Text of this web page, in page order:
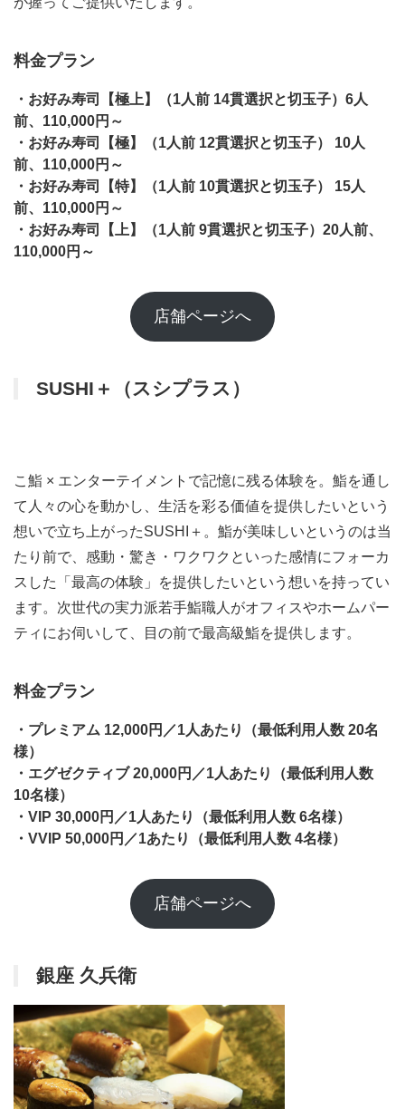
料金プラン
・お好み寿司【極上】（1人前 14貫選択と切玉子）6人
前、110,000円～
・お好み寿司【極】（1人前 12貫選択と切玉子） 10人
前、110,000円～
・お好み寿司【特】（1人前 10貫選択と切玉子） 15人
前、110,000円～
・お好み寿司【上】（1人前 9貫選択と切玉子）20人前、
110,000円～
店舗ページへ
SUSHI＋（スシプラス）
こ鮨 × エンターテイメントで記憶に残る体験を。鮨を通し
て人々の心を動かし、生活を彩る価値を提供したいという
想いで立ち上がったSUSHI＋。鮨が美味しいというのは当
たり前で、感動・驚き・ワクワクといった感情にフォーカ
スした「最高の体験」を提供したいという想いを持ってい
ます。次世代の実力派若手鮨職人がオフィスやホームパー
ティにお伺いして、目の前で最高級鮨を提供します。
料金プラン
・プレミアム 12,000円／1人あたり（最低利用人数 20名
様）
・エグゼクティブ 20,000円／1人あたり（最低利用人数
10名様）
・VIP 30,000円／1人あたり（最低利用人数 6名様）
・VVIP 50,000円／1あたり（最低利用人数 4名様）
店舗ページへ
銀座 久兵衛